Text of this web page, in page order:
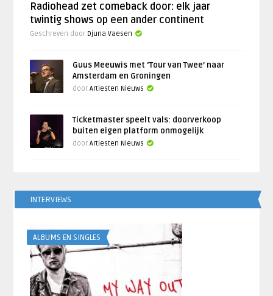
Radiohead zet comeback door: elk jaar
twintig shows op een ander continent
Geschreven door Djuna Vaesen
Guus Meeuwis met ‘Tour van Twee’ naar
Amsterdam en Groningen
doorArtiesten Nieuws
Ticketmaster speelt vals: doorverkoop
buiten eigen platform onmogelijk
doorArtiesten Nieuws
INTERVIEWS
ALBUMS EN SINGLES